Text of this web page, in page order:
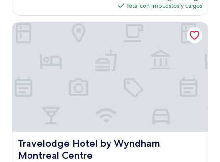
opiniones)
actual
es
de
Total con impuestos y cargos
Travelodge Hotel by Wyndham
Montreal Centre
Travelodge Hotel by Wyndham Montreal Centre
Travelodge Hotel by Wyndham Montreal Centre